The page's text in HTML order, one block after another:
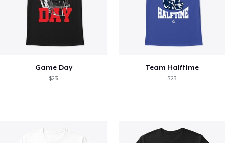
Game Day
$23
Team Halftime
$23